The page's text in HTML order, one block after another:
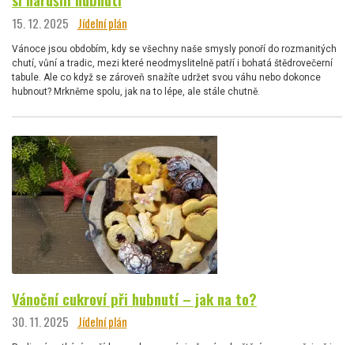
15. 12. 2025 Jídelní plán
Vánoce jsou obdobím, kdy se všechny naše smysly ponoří do rozmanitých
chutí, vůní a tradic, mezi které neodmyslitelně patří i bohatá štědrovečerní
tabule. Ale co když se zároveň snažíte udržet svou váhu nebo dokonce
hubnout? Mrkněme spolu, jak na to lépe, ale stále chutně.
Vánoční cukroví při hubnutí – jak na to?
30. 11. 2025 Jídelní plán